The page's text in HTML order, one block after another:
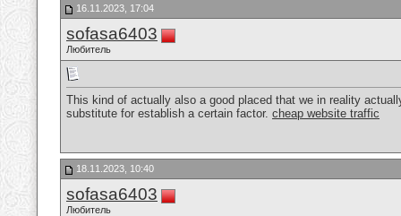
16.11.2023, 17:04
sofasa6403
Любитель
This kind of actually also a good placed that we in reality
substitute for establish a certain factor. cheap website traffic
18.11.2023, 10:40
sofasa6403
Любитель